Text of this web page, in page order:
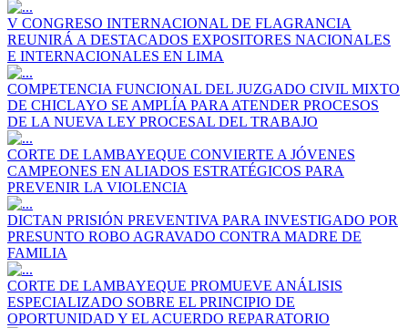
V CONGRESO INTERNACIONAL DE FLAGRANCIA
REUNIRÁ A DESTACADOS EXPOSITORES NACIONALES
E INTERNACIONALES EN LIMA
COMPETENCIA FUNCIONAL DEL JUZGADO CIVIL MIXTO
DE CHICLAYO SE AMPLÍA PARA ATENDER PROCESOS
DE LA NUEVA LEY PROCESAL DEL TRABAJO
CORTE DE LAMBAYEQUE CONVIERTE A JÓVENES
CAMPEONES EN ALIADOS ESTRATÉGICOS PARA
PREVENIR LA VIOLENCIA
DICTAN PRISIÓN PREVENTIVA PARA INVESTIGADO POR
PRESUNTO ROBO AGRAVADO CONTRA MADRE DE
FAMILIA
CORTE DE LAMBAYEQUE PROMUEVE ANÁLISIS
ESPECIALIZADO SOBRE EL PRINCIPIO DE
OPORTUNIDAD Y EL ACUERDO REPARATORIO